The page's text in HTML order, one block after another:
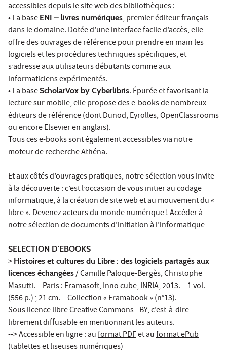
accessibles depuis le site web des bibliothèques :
• La base ENI – livres numériques, premier éditeur français
dans le domaine. Dotée d’une interface facile d’accès, elle
offre des ouvrages de référence pour prendre en main les
logiciels et les procédures techniques spécifiques, et
s’adresse aux utilisateurs débutants comme aux
informaticiens expérimentés.
• La baseScholarVox by Cyberlibris. Épurée et favorisant la
lecture sur mobile, elle propose des e-books de nombreux
éditeurs de référence (dont Dunod, Eyrolles, OpenClassrooms
ou encore Elsevier en anglais).
Tous ces e-books sont également accessibles via notre
moteur de rechercheAthéna.
Et aux côtés d’ouvrages pratiques, notre sélection vous invite
à la découverte : c’est l’occasion de vous initier au codage
informatique, à la création de site web et au mouvement du «
libre ». Devenez acteurs du monde numérique ! Accéder à
notre sélection de documents d’initiation à l’informatique
SELECTION D'EBOOKS
> Histoires et cultures du Libre : des logiciels partagés aux
licences échangées/ Camille Paloque-Bergès, Christophe
Masutti. – Paris : Framasoft, Inno cube, INRIA, 2013. – 1 vol.
(556 p.) ; 21 cm. – Collection « Framabook » (n°13).
Sous licence libreCreative Commons- BY, c’est-à-dire
librement diffusable en mentionnant les auteurs.
--> Accessible en ligne : auformat PDFet auformat ePub
(tablettes et liseuses numériques)